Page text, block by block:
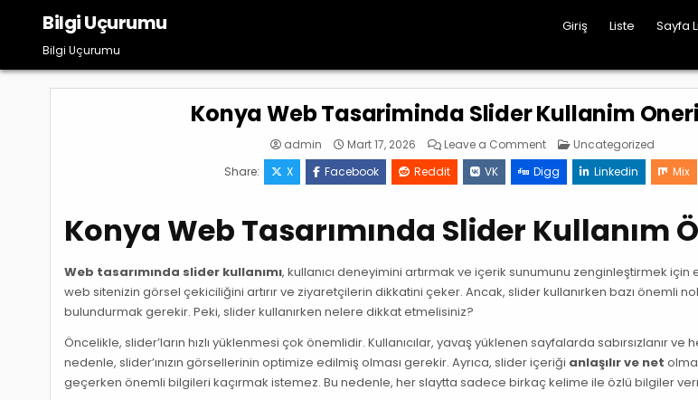
content
Bilgi Uçurumu
Bilgi Uçurumu
Giriş Liste Sayfa
Konya Web Tasariminda Slider Kullanim
admin Mart 17, 2026 Leave a Commenton
Konya
Tasariminda
Slider
Posted
Uncategorized
Share:
X Facebook Reddit VK Digg Linkedin Mix
Konya Web Tasarımında Slider Kullanım
Web tasarımında slider kullanımı, kullanıcı deneyimini artırmak ve içerik sunumunu zenginleştirmek için
web sitenizin görsel çekiciliğini artırır ve ziyaretçilerin dikkatini çeker. Ancak, slider kullanırken bazı önemli
bulundurmak gerekir. Peki, slider kullanırken nelere dikkat etmelisiniz?
Öncelikle, slider’ların hızlı yüklenmesi çok önemlidir. Kullanıcılar, yavaş yüklenen sayfalarda sabırsızlanır ve
nedenle, slider’ınızın görsellerinin optimize edilmiş olması gerekir. Ayrıca, slider içeriği anlaşılır ve net
geçerken önemli bilgileri kaçırmak istemez. Bu nedenle, her slaytta sadece birkaç kelime ile özlü bilgiler